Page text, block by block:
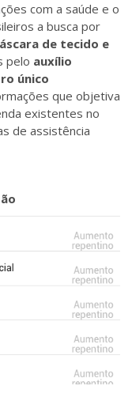
com a saúde e o
a busca por
de tecido e
pelo auxílio
único
que objetiva
existentes no
de assistência